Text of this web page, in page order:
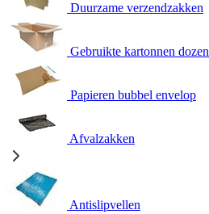
Duurzame verzendzakken
Gebruikte kartonnen dozen
Papieren bubbel envelop
Afvalzakken
Antislipvellen